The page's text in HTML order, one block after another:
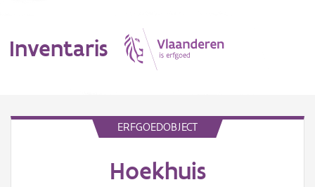
Inventaris
ERFGOEDOBJECT
Hoekhuis